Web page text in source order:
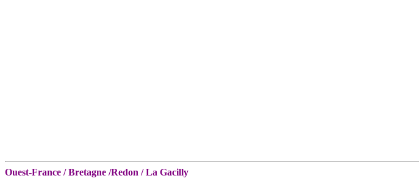
Ouest-France / Bretagne /Redon / La Gacilly